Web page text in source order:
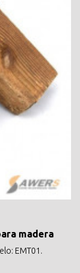
madera
EMT01.